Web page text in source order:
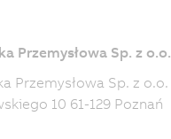
Przemysłowa Sp. z o.o.
Przemysłowa Sp. z o.o.
10 61-129 Poznań